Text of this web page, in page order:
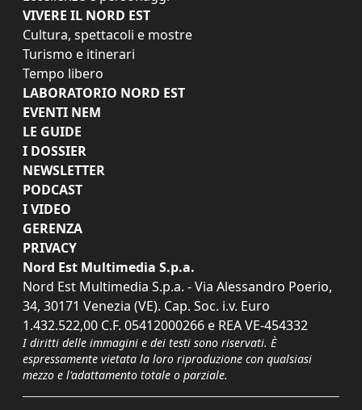
VIVERE IL NORD EST
Cultura, spettacoli e mostre
Turismo e itinerari
Tempo libero
LABORATORIO NORD EST
EVENTI NEM
LE GUIDE
I DOSSIER
NEWSLETTER
PODCAST
I VIDEO
GERENZA
PRIVACY
Nord Est Multimedia S.p.a.
Nord Est Multimedia S.p.a. - Via Alessandro Poerio,
34, 30171 Venezia (VE). Cap. Soc. i.v. Euro
1.432.522,00 C.F. 05412000266 e REA VE-454332
I diritti delle immagini e dei testi sono riservati. È
espressamente vietata la loro riproduzione con qualsiasi
mezzo e l'adattamento totale o parziale.